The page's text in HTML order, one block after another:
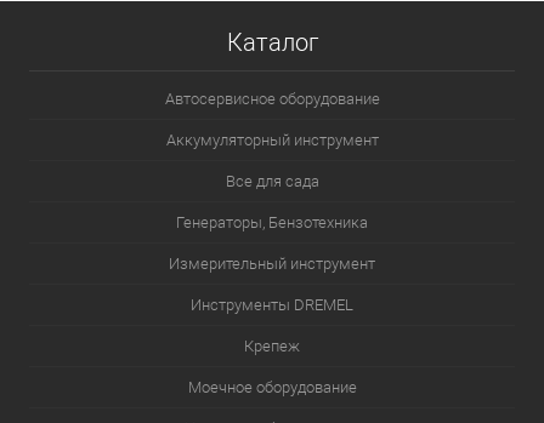
Каталог
Автосервисное оборудование
Аккумуляторный инструмент
Все для сада
Генераторы, Бензотехника
Измерительный инструмент
Инструменты DREMEL
Крепеж
Моечное оборудование